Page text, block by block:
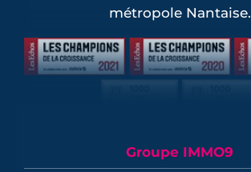
métropole Nantaise.
Groupe IMMO9